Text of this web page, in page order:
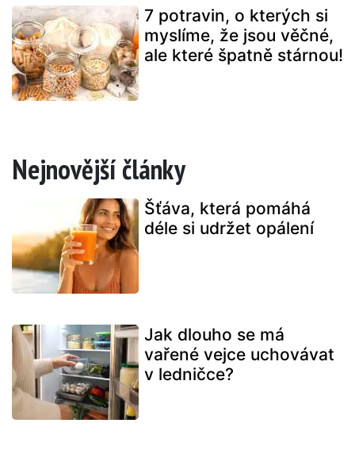
7 potravin, o kterých si
myslíme, že jsou věčné,
ale které špatně stárnou!
Nejnovější články
Šťáva, která pomáhá
déle si udržet opálení
Jak dlouho se má
vařené vejce uchovávat
v ledničce?